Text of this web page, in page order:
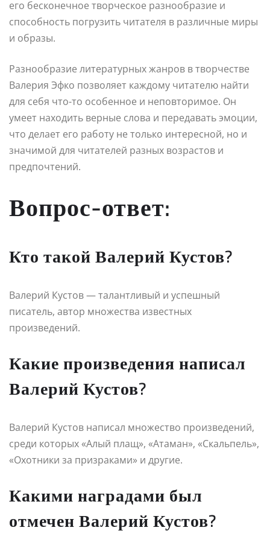
его бесконечное творческое разнообразие и
способность погрузить читателя в различные миры
и образы.
Разнообразие литературных жанров в творчестве
Валерия Эфко позволяет каждому читателю найти
для себя что-то особенное и неповторимое. Он
умеет находить верные слова и передавать эмоции,
что делает его работу не только интересной, но и
значимой для читателей разных возрастов и
предпочтений.
Вопрос-ответ:
Кто такой Валерий Кустов?
Валерий Кустов — талантливый и успешный
писатель, автор множества известных
произведений.
Какие произведения написал
Валерий Кустов?
Валерий Кустов написал множество произведений,
среди которых «Алый плащ», «Атаман», «Скальпель»,
«Охотники за призраками» и другие.
Какими наградами был
отмечен Валерий Кустов?